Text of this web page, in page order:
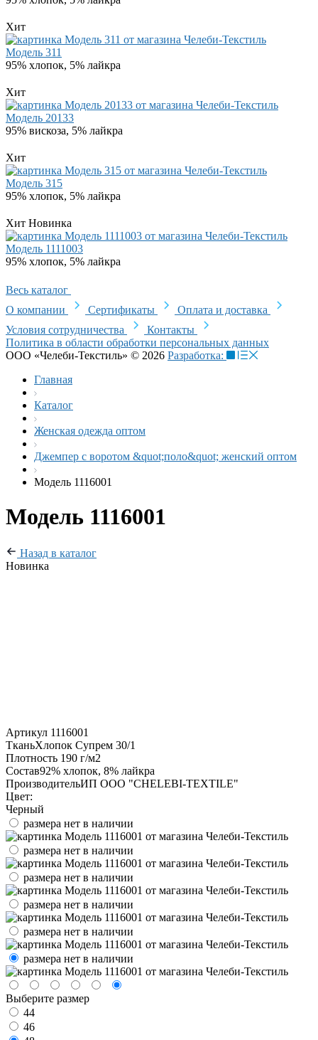
Хит
Модель 311
95% хлопок, 5% лайкра
Хит
Модель 20133
95% вискоза, 5% лайкра
Хит
Модель 315
95% хлопок, 5% лайкра
Хит Новинка
Модель 1111003
95% хлопок, 5% лайкра
Весь каталог
О компании
Сертификаты
Оплата и доставка
Условия сотрудничества
Контакты
Политика в области обработки персональных данных
ООО «Челеби-Текстиль» © 2026 Разработка:
Главная
Каталог
Женская одежда оптом
Джемпер с воротом &quot;поло&quot; женский оптом
Модель 1116001
Модель 1116001
Назад в каталог
Новинка
Артикул 1116001
ТканьХлопок Супрем 30/1
Плотность 190 г/м2
Состав92% хлопок, 8% лайкра
ПроизводительИП ООО "CHELEBI-TEXTILE"
Цвет:
Черный
размера нет в наличии
размера нет в наличии
размера нет в наличии
размера нет в наличии
размера нет в наличии
размера нет в наличии
Выберите размер
44
46